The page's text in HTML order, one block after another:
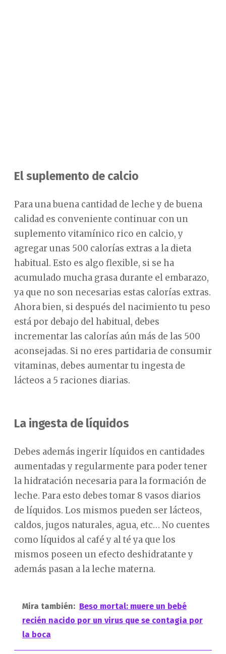
El suplemento de calcio
Para una buena cantidad de leche y de buena
calidad es conveniente continuar con un
suplemento vitamínico rico en calcio, y
agregar unas 500 calorías extras a la dieta
habitual. Esto es algo flexible, si se ha
acumulado mucha grasa durante el embarazo,
ya que no son necesarias estas calorías extras.
Ahora bien, si después del nacimiento tu peso
está por debajo del habitual, debes
incrementar las calorías aún más de las 500
aconsejadas. Si no eres partidaria de consumir
vitaminas, debes aumentar tu ingesta de
lácteos a 5 raciones diarias.
La ingesta de líquidos
Debes además ingerir líquidos en cantidades
aumentadas y regularmente para poder tener
la hidratación necesaria para la formación de
leche. Para esto debes tomar 8 vasos diarios
de líquidos. Los mismos pueden ser lácteos,
caldos, jugos naturales, agua, etc… No cuentes
como líquidos al café y al té ya que los
mismos poseen un efecto deshidratante y
además pasan a la leche materna.
Mira también: Beso mortal: muere un bebé
recién nacido por un virus que se contagia por
la boca